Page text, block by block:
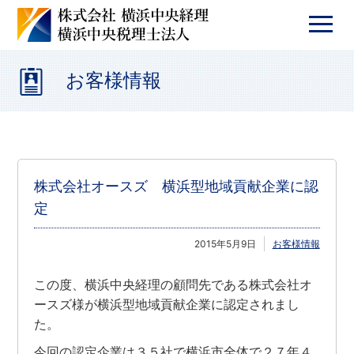
お客様情報
株式会社オースズ 横浜型地域貢献企業に認
定
2015年5月9日 お客様情報
この度、横浜中央経理の顧問先である株式会社オ
ースズ様が横浜型地域貢献企業に認定されまし
た。